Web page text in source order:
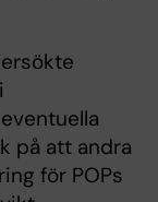
på att andra
för POPs